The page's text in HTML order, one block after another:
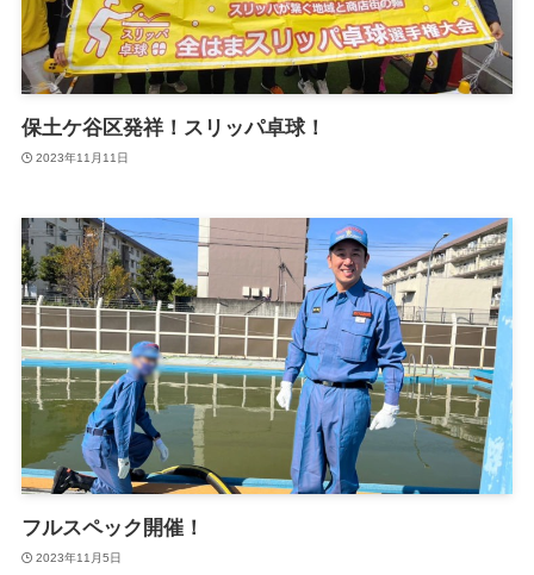
保土ケ谷区発祥！スリッパ卓球！
2023年11月11日
フルスペック開催！
2023年11月5日